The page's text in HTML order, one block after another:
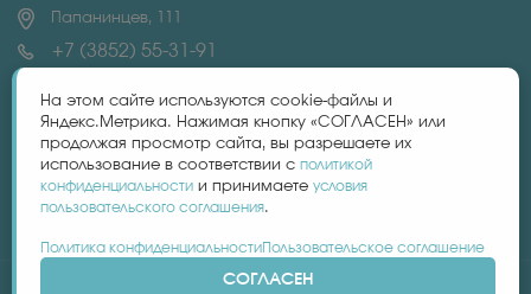
Папанинцев, 111
+7 (3852) 55-31-91
centrlaguna22@yandex.ru
© ООО Центр эстетической медицины «Лагуна», 2003–2026
На этом сайте используются cookie-файлы и
Яндекс.Метрика. Нажимая кнопку «СОГЛАСЕН» или
продолжая просмотр сайта, вы разрешаете их
использование в соответствии с политикой
конфиденциальности и принимаете условия
пользовательского соглашения.
Политика конфиденциальностиПользовательское соглашение
СОГЛАСЕН